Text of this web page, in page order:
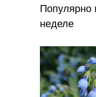
Популярно
неделе